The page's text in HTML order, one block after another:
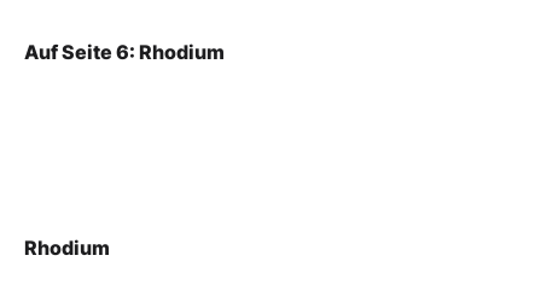
Auf Seite 6: Rhodium
Rhodium